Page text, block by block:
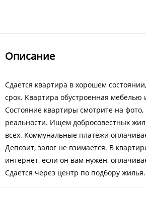
Описание
Сдается квартира в хорошем
срок. Квартира обустроенная мебелью
Состояние квартиры смотрите на фото,
реальности. Ищем добросовестных
всех. Коммунальные платежи
Депозит, залог не взимается. В
интернет, если он вам нужен,
Сдается через центр по подбору